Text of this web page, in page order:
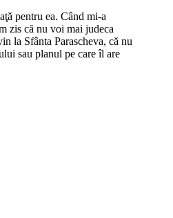
pentru ea. Când mi-a
zis că nu voi mai judeca
la Sfânta Parascheva, că nu
sau planul pe care îl are